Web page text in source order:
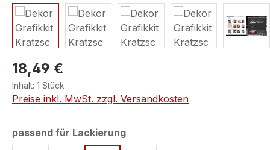
18,49 €
Inhalt: 1 Stück
Preise inkl. MwSt. zzgl. Versandkosten
passend für Lackierungauswählen